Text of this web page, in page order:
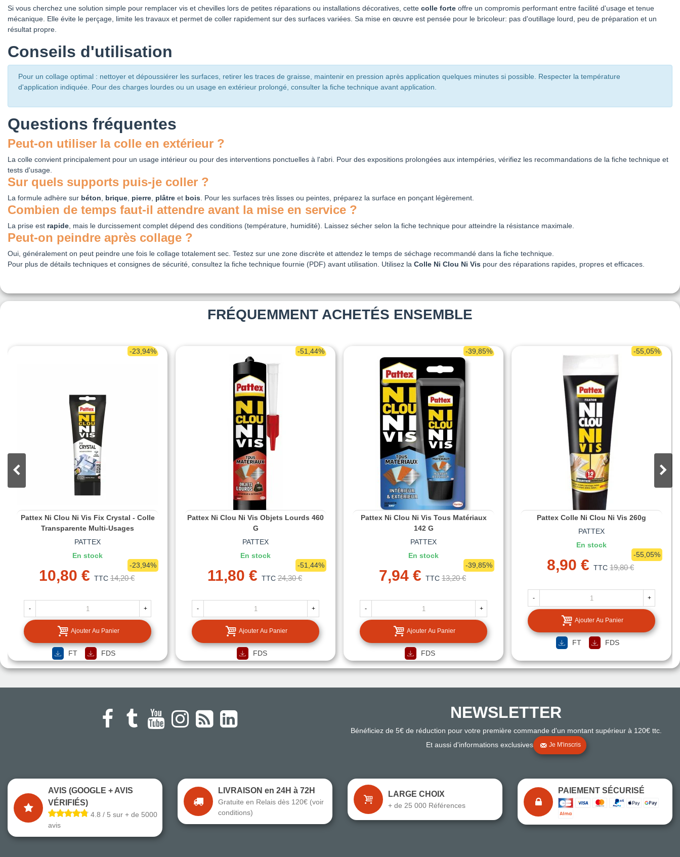
Si vous cherchez une solution simple pour remplacer vis et chevilles lors de petites réparations ou installations décoratives, cette colle forte offre un compromis performant entre facilité d'usage et tenue
mécanique. Elle évite le perçage, limite les travaux et permet de coller rapidement sur des surfaces variées. Sa mise en œuvre est pensée pour le bricoleur: pas d'outillage lourd, peu de préparation et un
résultat propre.
Conseils d'utilisation
Pour un collage optimal : nettoyer et dépoussiérer les surfaces, retirer les traces de graisse, maintenir en pression après application quelques minutes si possible. Respecter la température
d'application indiquée. Pour des charges lourdes ou un usage en extérieur prolongé, consulter la fiche technique avant application.
Questions fréquentes
Peut-on utiliser la colle en extérieur ?
La colle convient principalement pour un usage intérieur ou pour des interventions ponctuelles à l'abri. Pour des expositions prolongées aux intempéries, vérifiez les recommandations de la fiche technique et
tests d'usage.
Sur quels supports puis-je coller ?
La formule adhère sur béton, brique, pierre, plâtre et bois. Pour les surfaces très lisses ou peintes, préparez la surface en ponçant légèrement.
Combien de temps faut-il attendre avant la mise en service ?
La prise est rapide, mais le durcissement complet dépend des conditions (température, humidité). Laissez sécher selon la fiche technique pour atteindre la résistance maximale.
Peut-on peindre après collage ?
Oui, généralement on peut peindre une fois le collage totalement sec. Testez sur une zone discrète et attendez le temps de séchage recommandé dans la fiche technique.
Pour plus de détails techniques et consignes de sécurité, consultez la fiche technique fournie (PDF) avant utilisation. Utilisez la Colle Ni Clou Ni Vis pour des réparations rapides, propres et efficaces.
FRÉQUEMMENT ACHETÉS ENSEMBLE
-23,94%
Pattex Ni Clou Ni Vis Fix Crystal - Colle
Transparente Multi-Usages
PATTEX
En stock
10,80 € TTC 14,20 €
-23,94%
- +
Ajouter Au Panier
FT FDS
-51,44%
Pattex Ni Clou Ni Vis Objets Lourds 460
G
PATTEX
En stock
11,80 € TTC 24,30 €
-51,44%
- +
Ajouter Au Panier
FDS
-39,85%
Pattex Ni Clou Ni Vis Tous Matériaux
142 G
PATTEX
En stock
7,94 € TTC 13,20 €
-39,85%
- +
Ajouter Au Panier
FDS
-55,05%
Pattex Colle Ni Clou Ni Vis 260g
PATTEX
En stock
8,90 € TTC 19,80 €
-55,05%
- +
Ajouter Au Panier
FT FDS
NEWSLETTER
Bénéficiez de 5€ de réduction pour votre première commande d'un montant supérieur à 120€ ttc.
Et aussi d'informations exclusives
Je M'inscris
AVIS (GOOGLE + AVIS
VÉRIFIÉS)
4.8 / 5 sur + de 5000
avis
LIVRAISON en 24H à 72H
Gratuite en Relais dès 120€ (voir
conditions)
LARGE CHOIX
+ de 25 000 Références
PAIEMENT SÉCURISÉ